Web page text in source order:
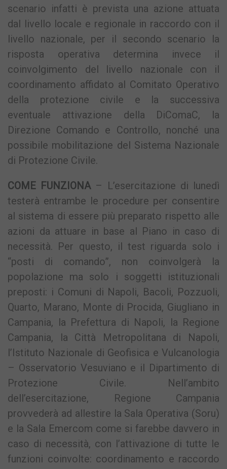
scenario infatti è prevista una azione attuata
dal livello locale e regionale in raccordo con il
livello nazionale, per il secondo scenario la
risposta operativa determina invece il
coinvolgimento del livello nazionale con il
coordinamento affidato al Comitato Operativo
della protezione civile e la successiva
eventuale attivazione della DiComaC, la
Direzione Comando e Controllo, nonché una
possibile mobilitazione del Sistema Nazionale
di Protezione Civile.
COME FUNZIONA– L’esercitazione di lunedì
testerà entrambe le procedure per consentire
al sistema di essere più preparato rispetto alle
azioni da attuare in base al Piano in caso di
necessità. Per questo, il test riguarda solo i
“posti di comando”, non coinvolgerà la
popolazione ma solo i soggetti istituzionali
preposti: i Comuni di Napoli, Bacoli, Pozzuoli,
Quarto, Marano, Monte di Procida, Giugliano in
Campania, la Prefettura di Napoli, la Regione
Campania, la Città Metropolitana di Napoli,
l’Istituto Nazionale di Geofisica e Vulcanologia
– Osservatorio Vesuviano e il Dipartimento di
Protezione Civile. Nell’ambito
dell’esercitazione, Regione Campania
provvederà ad allestire la Sala Operativa (Soru)
e la Sala Emercom come si farebbe davvero in
caso di necessità, con l’attivazione di tutte le
funzioni coinvolte: coordinamento e raccordo